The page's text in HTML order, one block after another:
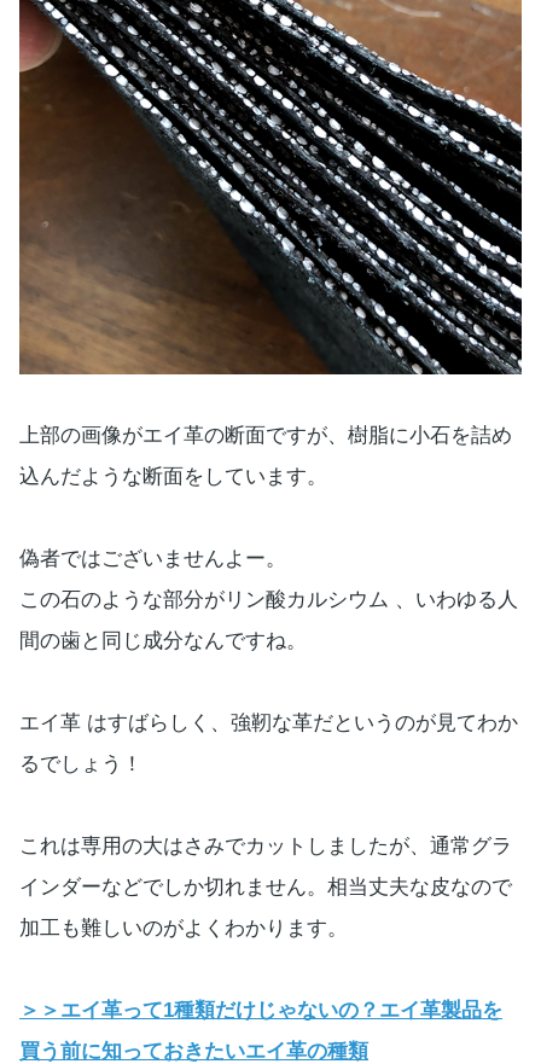
上部の画像がエイ革の断面ですが、樹脂に小石を詰め
込んだような断面をしています。
偽者ではございませんよー。
この石のような部分がリン酸カルシウム 、いわゆる人
間の歯と同じ成分なんですね。
エイ革 はすばらしく、強靭な革だというのが見てわか
るでしょう！
これは専用の大はさみでカットしましたが、通常グラ
インダーなどでしか切れません。相当丈夫な皮なので
加工も難しいのがよくわかります。
＞＞エイ革って1種類だけじゃないの？エイ革製品を
買う前に知っておきたいエイ革の種類